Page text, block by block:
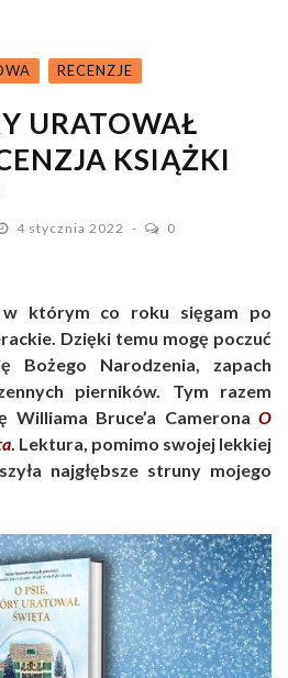
RECENZJE
URATOWAŁ
KSIĄŻKI
4 stycznia 2022 0
w którym co roku sięgam po
Dzięki temu mogę poczuć
Bożego Narodzenia, zapach
pierników. Tym razem
Williama Bruce’a Camerona O
. Lektura, pomimo swojej lekkiej
najgłębsze struny mojego